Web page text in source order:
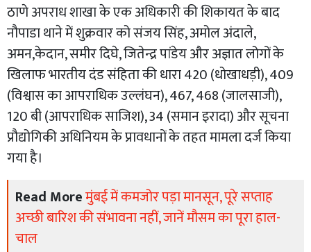
ठाणे अपराध शाखा के एक अधिकारी की शिकायत के बाद
नौपाडा थाने में शुक्रवार को संजय सिंह, अमोल अंदाले,
अमन,केदान, समीर दिघे, जितेन्द्र पांडेय और अज्ञात लोगों के
खिलाफ भारतीय दंड संहिता की धारा 420 (धोखाधड़ी), 409
(विश्वास का आपराधिक उल्लंघन), 467, 468 (जालसाजी),
120 बी (आपराधिक साजिश), 34 (समान इरादा) और सूचना
प्रौद्योगिकी अधिनियम के प्रावधानों के तहत मामला दर्ज किया
गया है।
Read Moreमुंबई में कमजोर पड़ा मानसून, पूरे सप्ताह
अच्छी बारिश की संभावना नहीं, जानें मौसम का पूरा हाल-
चाल